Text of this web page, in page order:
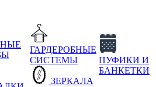
ГАРДЕРОБНЫЕ
СИСТЕМЫ
ЗЕРКАЛА
ПУФИКИ И
БАНКЕТКИ